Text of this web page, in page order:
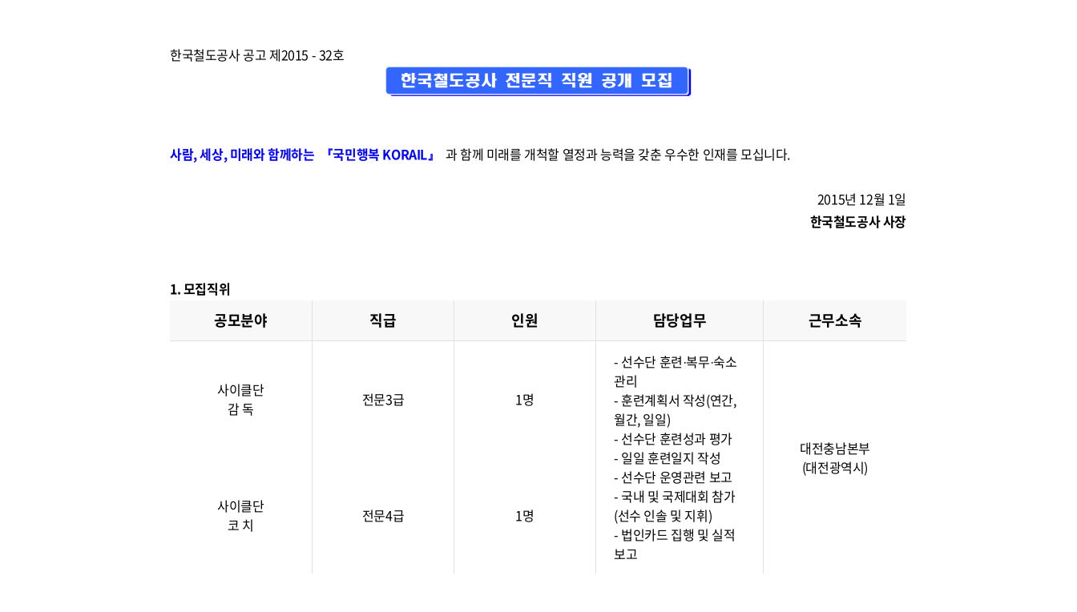
한국철도공사 공고 제2015 - 32호
사람, 세상, 미래와 함께하는 『국민행복 KORAIL』 과 함께 미래를 개척할 열정과 능력을 갖춘 우수한 인재를 모십니다.
2015년 12월 1일
한국철도공사 사장
1. 모집직위
공모분야 직급 인원 담당업무 근무소속
사이클단
감 독
전문3급 1명
- 선수단 훈련·복무·숙소
관리
- 훈련계획서 작성(연간,
월간, 일일)
- 선수단 훈련성과 평가
- 일일 훈련일지 작성
- 선수단 운영관련 보고
- 국내 및 국제대회 참가
(선수 인솔 및 지휘)
- 법인카드 집행 및 실적
보고
대전충남본부
(대전광역시)
사이클단
코 치
전문4급 1명